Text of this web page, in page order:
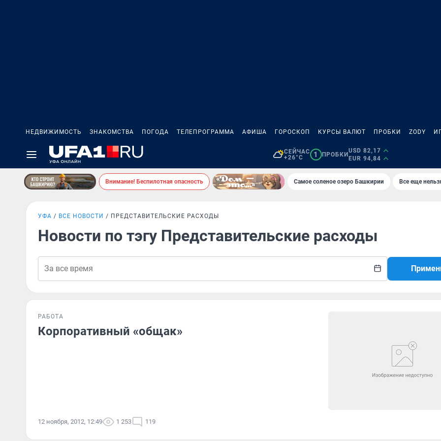
НЕДВИЖИМОСТЬ ЗНАКОМСТВА ПОГОДА ТЕЛЕПРОГРАММА АФИША ГОРОСКОП КУРСЫ ВАЛЮТ ПРОБКИ ZODY
СЕЙЧАС
+26°C
1 ПРОБКИ
USD 82,17
EUR 94,84
Внимание! Беспилотная опасность Самое соленое озеро Башкирии Все еще
УФА ВСЕ НОВОСТИ ПРЕДСТАВИТЕЛЬСКИЕ РАСХОДЫ
Новости по тэгу Представительские расходы
РАБОТА
Корпоративный «общак»
12 ноября, 2012, 12:49 1 253 119